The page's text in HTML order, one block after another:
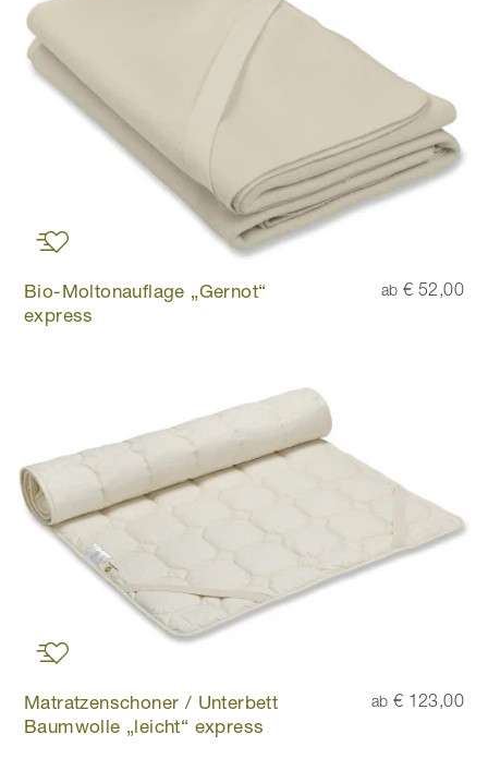
Bio-Moltonauflage „Gernot“
express
ab€ 52,00
Matratzenschoner / Unterbett
Baumwolle „leicht“ express
ab € 123,00